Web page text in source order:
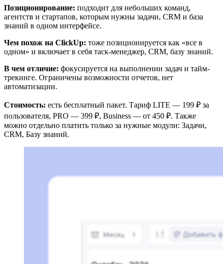
Позиционирование: подходит для небольших команд,
агентств и стартапов, которым нужны задачи, CRM и база
знаний в одном интерфейсе.
Чем похож на ClickUp: тоже позиционируется как «все в
одном» и включает в себя таск-менеджер, CRM, базу знаний.
В чем отличие: фокусируется на выполнении задач и тайм-
трекинге. Ограничены возможности отчетов, нет
автоматизации.
Стоимость: есть бесплатный пакет. Тариф LITE — 199 ₽ за
пользователя, PRO — 399 ₽, Business — от 450 ₽. Также
можно отдельно платить только за нужные модули: Задачи,
CRM, Базу знаний.